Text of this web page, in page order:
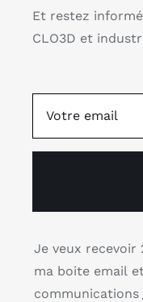
Et restez
CLO3D et
Je veux recevoir
ma boite email
communications